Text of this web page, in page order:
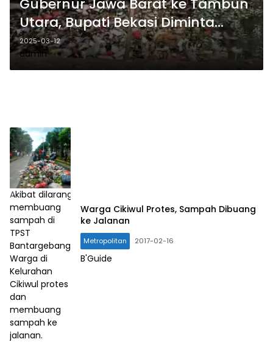
Gubernur Jawa Barat ke Tambun
Utara, Bupati Bekasi Diminta
Terjun Langsung Tangani
Bantaran Kali Babelan
2025-03-12
admin
Akibat dilarang
membuang
sampah di
TPST
Bantargebang,
Warga di
Kelurahan
Cikiwul protes
dan
membuang
sampah ke
jalanan.
Warga Cikiwul Protes, Sampah Dibuang
ke Jalanan
Metropolitan 2017-02-16
B'Guide